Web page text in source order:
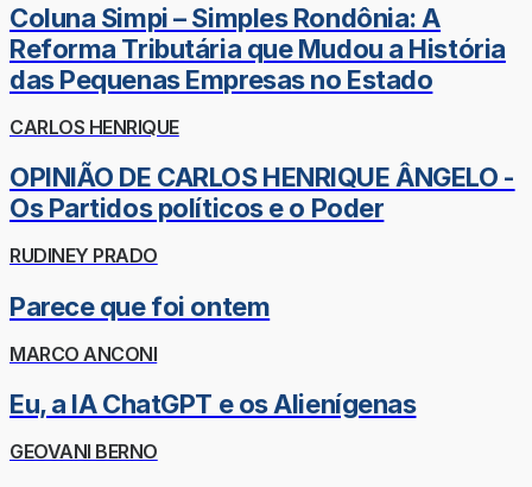
Coluna Simpi – Simples Rondônia: A
Reforma Tributária que Mudou a História
das Pequenas Empresas no Estado
CARLOS HENRIQUE
OPINIÃO DE CARLOS HENRIQUE ÂNGELO -
Os Partidos políticos e o Poder
RUDINEY PRADO
Parece que foi ontem
MARCO ANCONI
Eu, a IA ChatGPT e os Alienígenas
GEOVANI BERNO